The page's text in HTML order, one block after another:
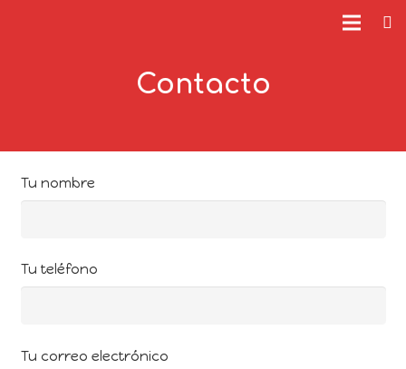
Contacto
Tu nombre
Tu teléfono
Tu correo electrónico